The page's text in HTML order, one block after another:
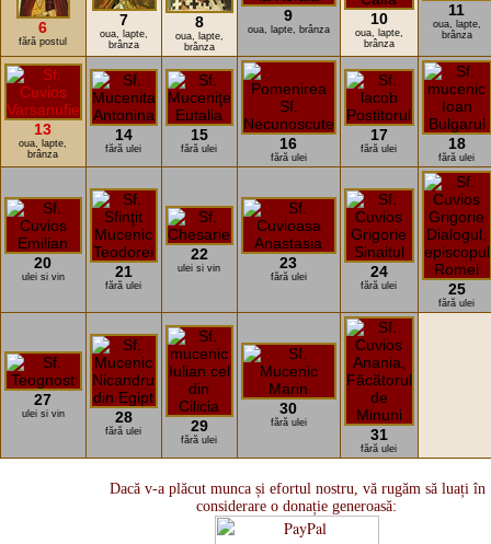
6
fără postul
7
oua, lapte,
brânza
8
oua, lapte,
brânza
9
oua, lapte, brânza
10
oua, lapte,
brânza
11
oua, lapte,
brânza
13
oua, lapte,
brânza
14
fără ulei
15
fără ulei 16
fără ulei
17
fără ulei 18
fără ulei
20
ulei si vin 21
fără ulei
22
ulei si vin 23
fără ulei 24
fără ulei 25
fără ulei
27
ulei si vin 28
fără ulei 29
fără ulei
30
fără ulei
31
fără ulei
Dacă v-a plăcut munca și efortul nostru, vă rugăm să luați în
considerare o donație generoasă: